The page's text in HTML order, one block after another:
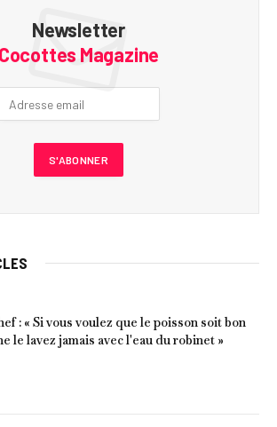
Newsletter
Cocottes Magazine
: « Si vous voulez que le poisson soit bon
le lavez jamais avec l'eau du robinet »